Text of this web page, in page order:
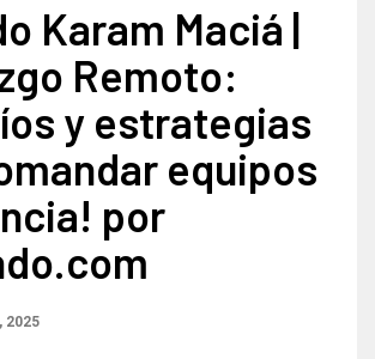
Karam Maciá |
Remoto:
y estrategias
equipos
por
2025